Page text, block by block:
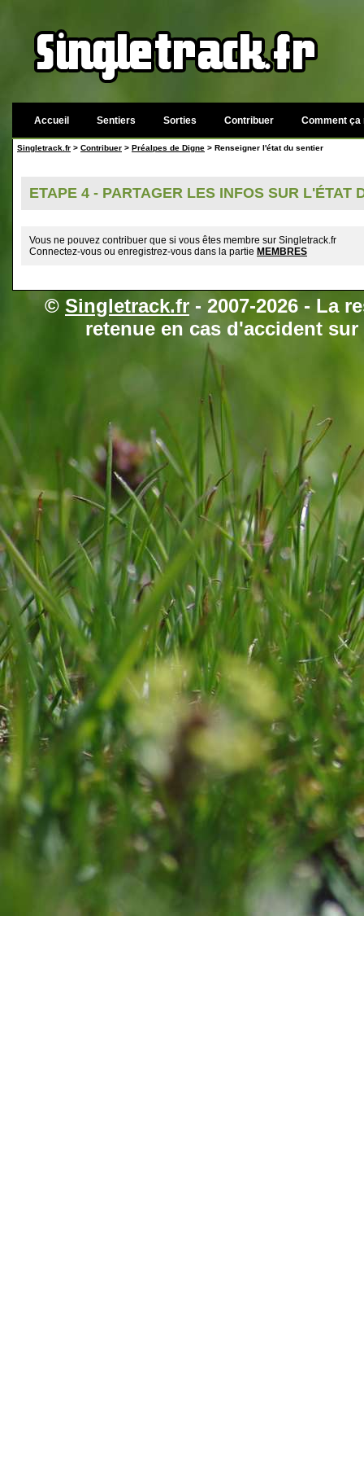
Accueil Sentiers Sorties Contribuer Comment ça
Singletrack.fr > Contribuer > Préalpes de Digne > Renseigner l'état du sentier
ETAPE 4 - PARTAGER LES INFOS SUR L'ÉTAT
Vous ne pouvez contribuer que si vous êtes membre sur Singletrack.fr
Connectez-vous ou enregistrez-vous dans la partie MEMBRES
© Singletrack.fr - 2007-2026 - La
retenue en cas d'accident